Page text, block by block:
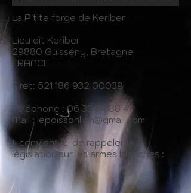
La P'tite forge de Keriber
Lieu dit Keriber
29880 Guissény, Bretagne
FRANCE
Siret: 521 186 932 00039
Téléphone : 06 33 54 88 47
Mail : lepoissonlion@gmail.com
Il convient ici de rappeler la
législation sur les armes blanches :